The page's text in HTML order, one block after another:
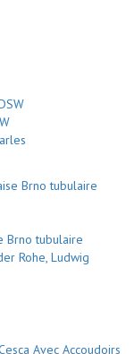
Brno tubulaire
Rohe, Ludwig